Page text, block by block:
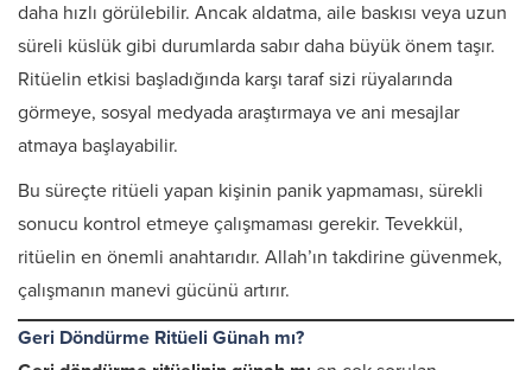
daha hızlı görülebilir. Ancak aldatma, aile baskısı veya uzun
süreli küslük gibi durumlarda sabır daha büyük önem taşır.
Ritüelin etkisi başladığında karşı taraf sizi rüyalarında
görmeye, sosyal medyada araştırmaya ve ani mesajlar
atmaya başlayabilir.
Bu süreçte ritüeli yapan kişinin panik yapmaması, sürekli
sonucu kontrol etmeye çalışmaması gerekir. Tevekkül,
ritüelin en önemli anahtarıdır. Allah’ın takdirine güvenmek,
çalışmanın manevi gücünü artırır.
Geri Döndürme Ritüeli Günah mı?